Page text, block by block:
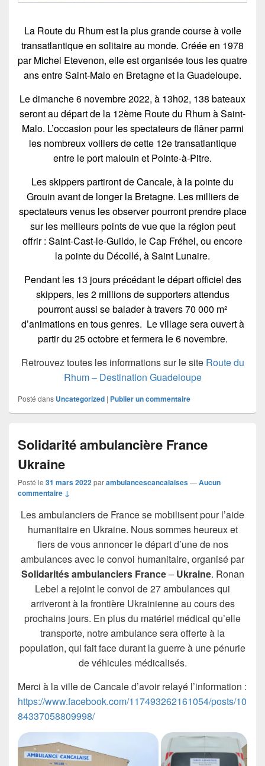
La Route du Rhum est la plus grande course à voile
transatlantique en solitaire au monde. Créée en 1978
par Michel Etevenon, elle est organisée tous les quatre
ans entre Saint-Malo en Bretagne et la Guadeloupe.
Le dimanche 6 novembre 2022, à 13h02, 138 bateaux
seront au départde la 12ème Route du Rhum à Saint-
Malo. L’occasion pour les spectateurs de flâner parmi
les nombreux voiliers de cette 12e transatlantique
entre le port malouin et Pointe-à-Pitre.
Les skippers partiront de Cancale, à la pointe du
Grouin avant de longer la Bretagne. Les milliers de
spectateurs venus les observer pourront prendre place
sur les meilleurs points de vue que la région peut
offrir : Saint-Cast-le-Guildo, le Cap Fréhel, ou encore
la pointe du Décollé, à Saint Lunaire.
Pendant les 13 jours précédant le départ officiel des
skippers, les 2 millions de supporters attendus
pourront aussi se balader à travers 70 000 m²
d’animations en tous genres. Le village sera ouvert à
partir du 25 octobre et fermera le 6 novembre.
Retrouvez toutes les informations sur le site Route du
Rhum – Destination Guadeloupe
Posté dans Uncategorized | Publier un commentaire
Solidarité ambulancière France
Ukraine
Posté le 31 mars 2022parambulancescancalaises—Aucun
commentaire ↓
Les ambulanciers de France se mobilisent pour l’aide
humanitaire en Ukraine. Nous sommes heureux et
fiers de vous annoncer le départ d’une de nos
ambulances avec le convoi humanitaire, organisé par
Solidarités ambulanciers France–Ukraine. Ronan
Lebel a rejoint le convoi de 27 ambulances qui
arriveront à la frontière Ukrainienne au cours des
prochains jours. En plus du matériel médical qu’elle
transporte, notre ambulance sera offerte à la
population, qui fait face durant la guerre à une pénurie
de véhicules médicalisés.
Merci à la ville de Cancale d’avoir relayé l’information :
https://www.facebook.com/117493262161054/posts/10
84337058809998/